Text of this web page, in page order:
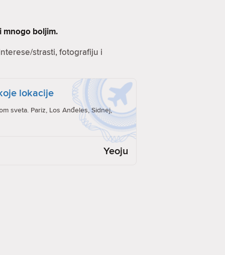
mnogo boljim.
strasti, fotografiju i
lokacije
sveta. Pariz, Los Anđeles, Sidnej,
Yeoju